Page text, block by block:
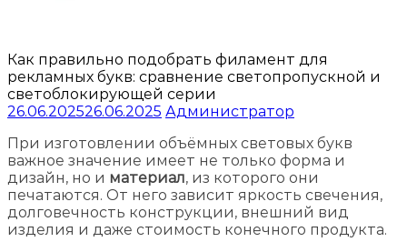
Как правильно подобрать филамент для
рекламных букв: сравнение светопропускной и
светоблокирующей серии
26.06.202526.06.2025 Администратор
При изготовлении объёмных световых букв
важное значение имеет не только форма и
дизайн, но и материал, из которого они
печатаются. От него зависит яркость свечения,
долговечность конструкции, внешний вид
изделия и даже стоимость конечного продукта.